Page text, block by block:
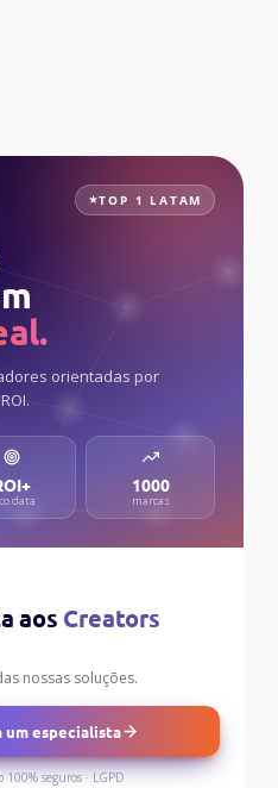
TOP 1 LATAM
orientadas por
data
1000
marcas
aos Creators
nossas soluções.
um especialista
100% seguros · LGPD